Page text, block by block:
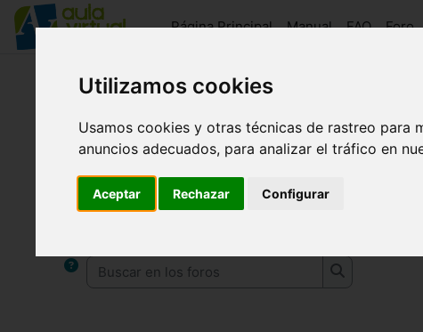
Utilizamos cookies
Usamos cookies y otras técnicas de rastreo para
anuncios adecuados, para analizar el tráfico en
Aceptar Rechazar Configurar
Salta al contenido principal
Página Principal
Manual FAQ Foro
Novedades del sitio
Requisitos de finalización
Novedades y anuncios
Buscar en los foros